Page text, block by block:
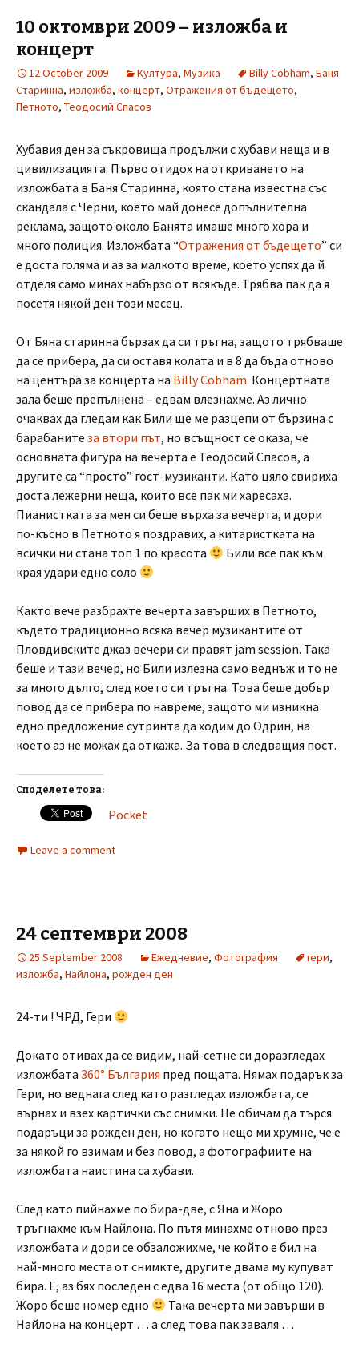
10 октомври 2009 – изложба и
концерт
12 October 2009 Култура, Музика Billy Cobham, Баня
Старинна, изложба, концерт, Отражения от бъдещето,
Петното, Теодосий Спасов
Хубавия ден за съкровища продължи с хубави неща и в
цивилизацията. Първо отидох на откриването на
изложбата в Баня Старинна, която стана известна със
скандала с Черни, което май донесе допълнителна
реклама, защото около Банята имаше много хора и
много полиция. Изложбата “Отражения от бъдещето” си
е доста голяма и аз за малкото време, което успях да й
отделя само минах набързо от всякъде. Трябва пак да я
посетя някой ден този месец.
От Бяна старинна бързах да си тръгна, защото трябваше
да се прибера, да си оставя колата и в 8 да бъда отново
на центъра за концерта на Billy Cobham. Концертната
зала беше препълнена – едвам влезнахме. Аз лично
очаквах да гледам как Били ще ме разцепи от бързина с
барабаните за втори път, но всъщност се оказа, че
основната фигура на вечерта е Теодосий Спасов, а
другите са “просто” гост-музиканти. Като цяло свириха
доста лежерни неща, които все пак ми харесаха.
Пианистката за мен си беше върха за вечерта, и дори
по-късно в Петното я поздравих, а китаристката на
всички ни стана топ 1 по красота
Били все пак към
края удари едно соло
Както вече разбрахте вечерта завърших в Петното,
където традиционно всяка вечер музикантите от
Пловдивските джаз вечери си правят jam session. Така
беше и тази вечер, но Били излезна само веднъж и то не
за много дълго, след което си тръгна. Това беше добър
повод да се прибера по навреме, защото ми изникна
едно предложение сутринта да ходим до Одрин, на
което аз не можах да откажа. За това в следващия пост.
Споделете това:
Pocket
Leave a comment
24 септември 2008
25 September 2008 Ежедневие, Фотография гери,
изложба, Найлона, рожден ден
24-ти ! ЧРД, Гери
Докато отивах да се видим, най-сетне си доразгледах
изложбата 360° България пред пощата. Нямах подарък за
Гери, но веднага след като разгледах изложбата, се
върнах и взех картички със снимки. Не обичам да търся
подаръци за рожден ден, но когато нещо ми хрумне, че е
за някой го взимам и без повод, а фотографиите на
изложбата наистина са хубави.
След като пийнахме по бира-две, с Яна и Жоро
тръгнахме към Найлона. По пътя минахме отново през
изложбата и дори се обзаложихме, че който е бил на
най-много места от снимкте, другите двама му купуват
бира. Е, аз бях последен с едва 16 места (от общо 120).
Жоро беше номер едно
Така вечерта ми завърши в
Найлона на концерт … а след това пак заваля …